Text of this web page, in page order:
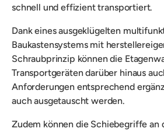
schnell und effizient transportiert.
Dank eines ausgeklügelten m
Baukastensystems mit
Schraubprinzip können die
Transportgeräten darüber hinaus
Anforderungen entsprechend
auch ausgetauscht werden.
Zudem können die Schiebegriffe an